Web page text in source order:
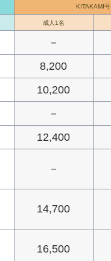
KITAKAMI号
成人1名
－
8,200
10,200
－
12,400
－
14,700
16,500